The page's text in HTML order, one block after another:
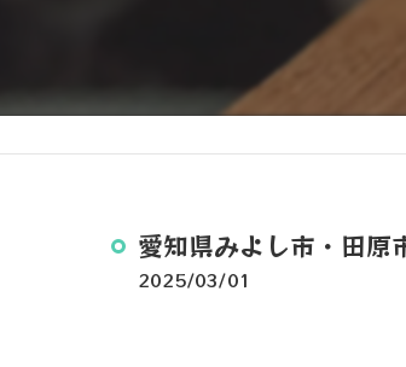
愛知県みよし市・田原
2025/03/01